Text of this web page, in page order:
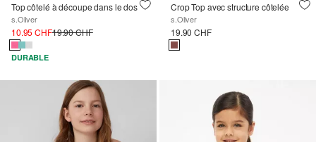
Top côtelé à découpe dans le dos
s.Oliver
10.95 CHF19.90 CHF
DURABLE
Crop Top avec structure côtelée
s.Oliver
19.90 CHF